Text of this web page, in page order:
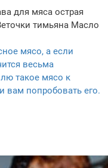
для мяса острая
тимьяна Масло
мясо, а если
весьма
такое мясо к
вам попробовать его.